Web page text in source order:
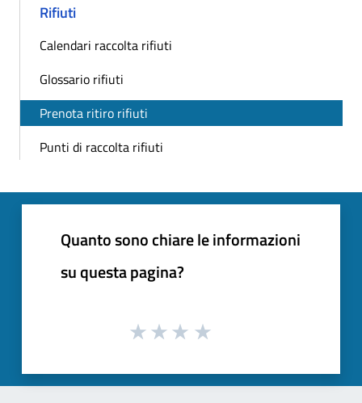
Rifiuti
Calendari raccolta rifiuti
Glossario rifiuti
Prenota ritiro rifiuti
Punti di raccolta rifiuti
Quanto sono chiare le informazioni
su questa pagina?